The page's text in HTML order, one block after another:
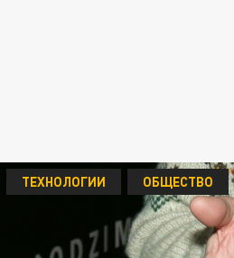
ТЕХНОЛОГИИ ОБЩЕСТВО